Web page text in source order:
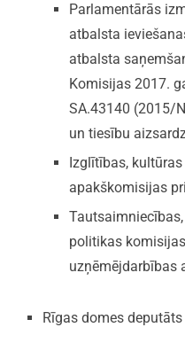
Parlamentārās
atbalsta
atbalsta
Komisijas 2017.
SA.43140 (2015/
un tiesību
Izglītības,
apakškomisijas
politikas
uzņēmējdarbības
Rīgas domes deputāts